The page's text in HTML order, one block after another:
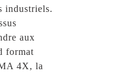
industriels.
aux
format
4X, la